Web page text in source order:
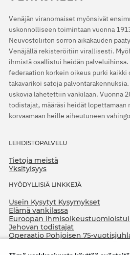
Venäjän viranomaiset myönsivät
uskonnolliseen toimintaan vuonna
Neuvostoliiton sorron aikakauden
Venäjällä rekisteröitiin virallisesti.
ihmistä osallistui heidän palveluihinsa.
federaation korkein oikeus purki
takavarikoi satoja
uskovia lähetettiin vankilaan. Vuonna
todistajat, määräsi heidät lopettamaan
korvaamaan heille aiheutuneen
LEHDISTÖPALVELU
Tietoja meistä
Yksityisyys
HYÖDYLLISIÄ LINKKEJÄ
Usein Kysytyt Kysymykset
Elämä vankilassa
Euroopan
Jehovan todistajat
Operaatio Pohjoisen 75-